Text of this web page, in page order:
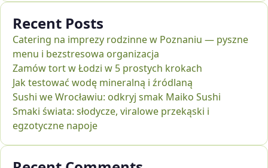
Recent Posts
Catering na imprezy rodzinne w Poznaniu — pyszne
menu i bezstresowa organizacja
Zamów tort w Łodzi w 5 prostych krokach
Jak testować wodę mineralną i źródlaną
Sushi we Wrocławiu: odkryj smak Maiko Sushi
Smaki świata: słodycze, viralowe przekąski i
egzotyczne napoje